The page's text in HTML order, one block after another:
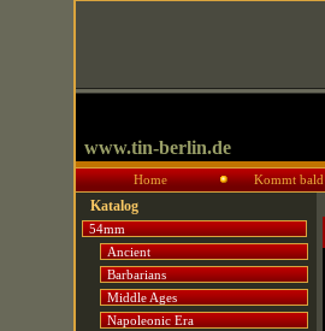
www.tin-berlin.de
Home Kommt bald
Katalog
54mm
Ancient
Barbarians
Middle Ages
Napoleonic Era